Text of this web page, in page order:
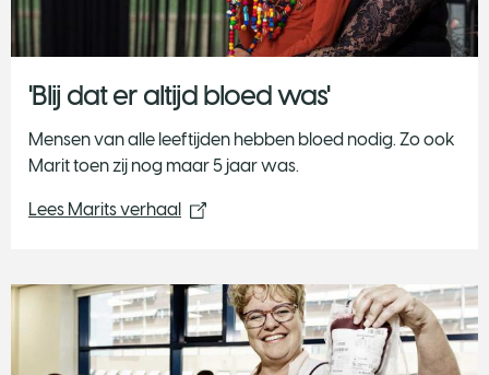
'Blij dat er altijd bloed was'
Mensen van alle leeftijden hebben bloed nodig. Zo ook
Marit toen zij nog maar 5 jaar was.
Lees Marits verhaal